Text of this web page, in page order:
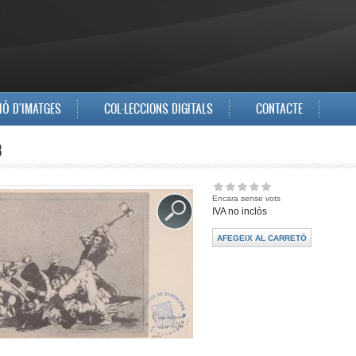
D'IMATGES COL·LECCIONS DIGITALS CONTACTE
Encara sense vots
IVA no inclòs